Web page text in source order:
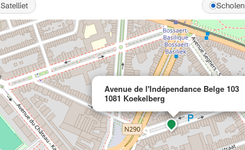
Satelliet Scholen
Avenue de l'Indépendance Belge 103
1081 Koekelberg